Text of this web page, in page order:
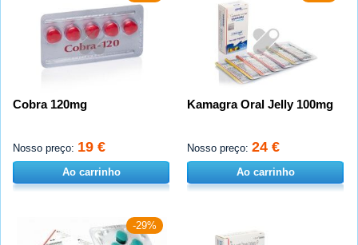
Cobra 120mg
Nosso preço: 19 €
Ao carrinho
Kamagra Oral Jelly 100mg
Nosso preço: 24 €
Ao carrinho
-29%